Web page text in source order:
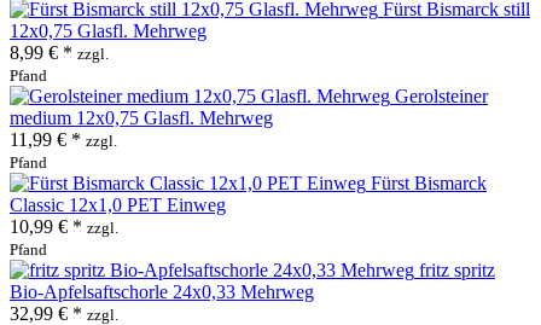
Fürst Bismarck still
12x0,75 Glasfl. Mehrweg
8,99 € * zzgl.
Pfand
Gerolsteiner
medium 12x0,75 Glasfl. Mehrweg
11,99 € * zzgl.
Pfand
Fürst Bismarck
Classic 12x1,0 PET Einweg
10,99 € * zzgl.
Pfand
fritz spritz
Bio-Apfelsaftschorle 24x0,33 Mehrweg
32,99 € * zzgl.